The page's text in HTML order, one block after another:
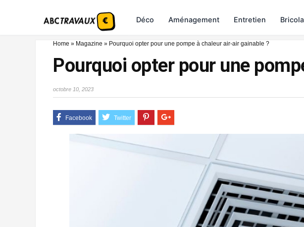
Déco Aménagement Entretien
Home » Magazine » Pourquoi opter pour une pompe à chaleur air-air gainable ?
Pourquoi opter pour une
octobre 10, 2023